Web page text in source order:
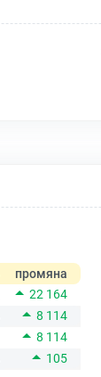
промяна
22 164
8 114
8 114
105